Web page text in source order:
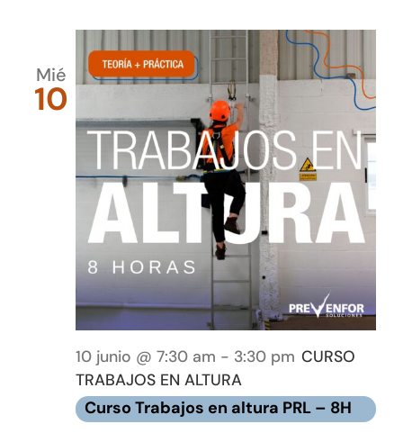
Mié
10
10 junio @ 7:30 am - 3:30 pm CURSO
TRABAJOS EN ALTURA
Curso Trabajos en altura PRL – 8H